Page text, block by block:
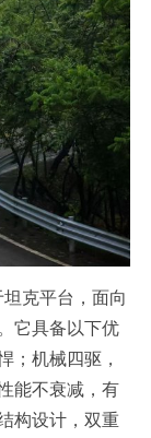
克平台，面向
它具备以下优
；机械四驱，
能不衰减，有
构设计，双重